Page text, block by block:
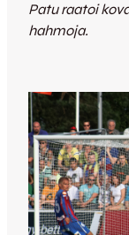
Patu raatoi
hahmoja.